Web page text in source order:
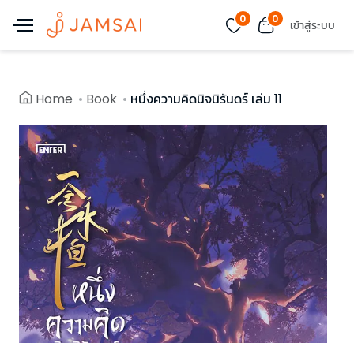
0 0 เข้าสู่ระบบ
Home Book หนึ่งความคิดนิจนิรันดร์ เล่ม 11